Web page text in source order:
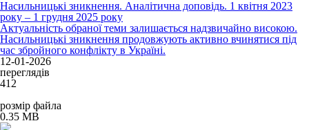
Насильницькі зникнення. Аналітична доповідь. 1 квітня 2023
року – 1 грудня 2025 року
Актуальність обраної теми залишається надзвичайно високою.
Насильницькі зникнення продовжують активно вчинятися під
час збройного конфлікту в Україні.
12-01-2026
переглядів
412
розмір файла
0.35 MB